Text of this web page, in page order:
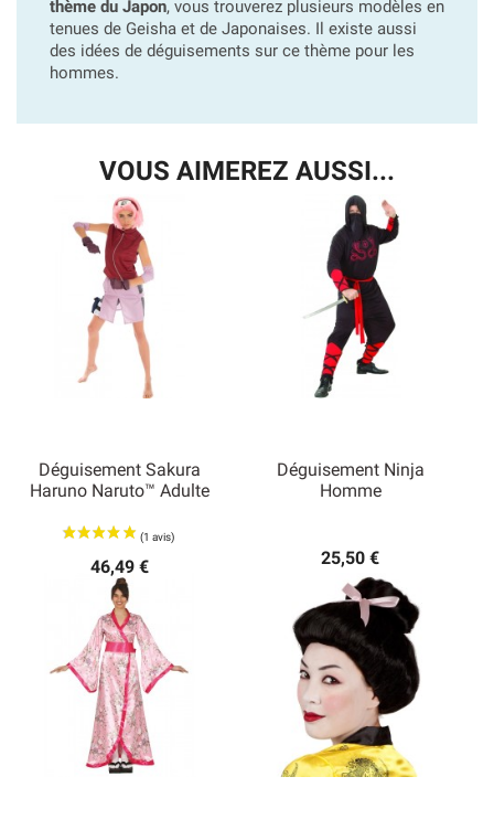
thème du Japon, vous trouverez plusieurs modèles en
tenues de Geisha et de Japonaises. Il existe aussi
des idées de déguisements sur ce thème pour les
hommes.
VOUS AIMEREZ AUSSI...
Déguisement Sakura
Haruno Naruto™ Adulte
46,49 €
Déguisement Ninja
Homme
25,50 €